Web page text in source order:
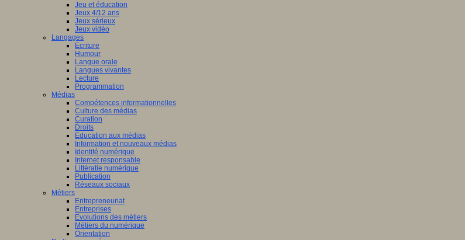
Jeu et éducation
Jeux 4/12 ans
Jeux sérieux
Jeux vidéo
Langages
Ecriture
Humour
Langue orale
Langues vivantes
Lecture
Programmation
Médias
Compétences informationnelles
Culture des médias
Curation
Droits
Education aux médias
Information et nouveaux médias
Identité numérique
Internet responsable
Littératie numérique
Publication
Réseaux sociaux
Métiers
Entrepreneuriat
Entreprises
Evolutions des métiers
Métiers du numérique
Orientation